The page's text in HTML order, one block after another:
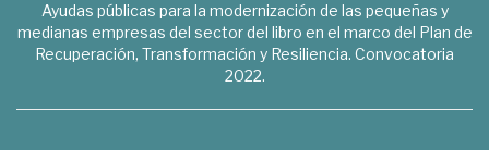
Ayudas públicas para la modernización de las pequeñas y
medianas empresas del sector del libro en el marco del Plan de
Recuperación, Transformación y Resiliencia. Convocatoria
2022.